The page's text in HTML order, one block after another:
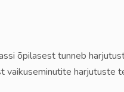
õpilasest tunneb
harjutuste